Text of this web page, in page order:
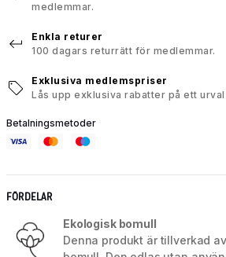
medlemmar.
Enkla returer
100 dagars returrätt för medlemmar.
Exklusiva medlemspriser
Lås upp exklusiva rabatter på ett
Betalningsmetoder
FÖRDELAR
Ekologisk bomull
Denna produkt är tillverkad